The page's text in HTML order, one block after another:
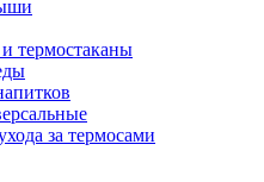
термостаканы
за термосами